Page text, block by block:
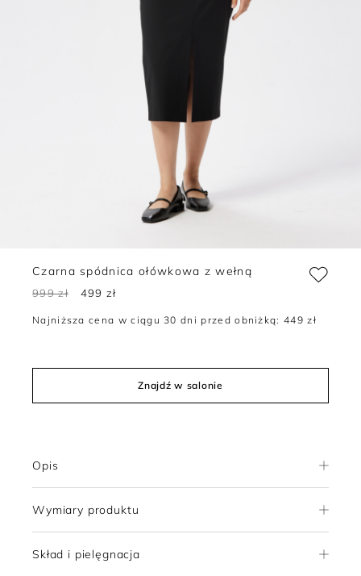
Czarna spódnica ołówkowa z wełną
999 zł 499 zł
Najniższa cena w ciągu 30 dni przed obniżką:449 zł
Znajdź w salonie
Opis
Wymiary produktu
Skład i pielęgnacja